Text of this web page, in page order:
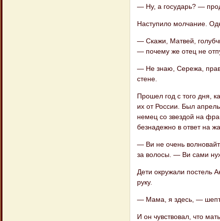
— Ну, а государь? —
Наступило молчание.
— Скажи, Матвей,
— почему же отец не
— Не знаю, Сережа,
стене.
Прошел год с того дня,
их от России. Был
немец со звездой на
безнадежно в ответ на
— Ви не очень
за волосы. — Ви сами
Дети окружали постель
руку.
— Мама, я здесь, —
И он чувствовал, что